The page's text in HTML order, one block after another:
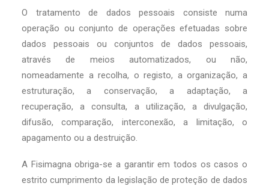
O tratamento de dados pessoais consiste numa
operação ou conjunto de operações efetuadas sobre
dados pessoais ou conjuntos de dados pessoais,
através de meios automatizados, ou não,
nomeadamente a recolha, o registo, a organização, a
estruturação, a conservação, a adaptação, a
recuperação, a consulta, a utilização, a divulgação,
difusão, comparação, interconexão, a limitação, o
apagamento ou a destruição.
A Fisimagna obriga-se a garantir em todos os casos o
estrito cumprimento da legislação de proteção de dados